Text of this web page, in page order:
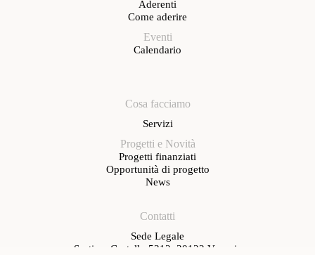
Aderenti
Come aderire
Eventi
Calendario
Cosa facciamo
Servizi
Progetti e Novità
Progetti finanziati
Opportunità di progetto
News
Contatti
Sede Legale
Sestiere Castello 5312, 30122 Venezia